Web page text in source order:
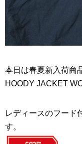
本日は春夏新入荷商
HOODY JACKET
レディースのフード
す。